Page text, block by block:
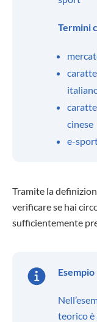
Termini
cinese
e-
Tramite la
verificare se hai
sufficientemente
Esempio
teorico è